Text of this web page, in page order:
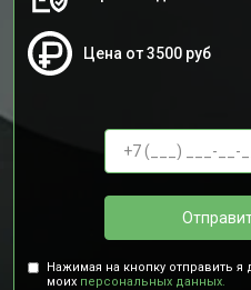
Цена от 3500 руб
Нажимая на кнопку отправить
моих персональных данных.